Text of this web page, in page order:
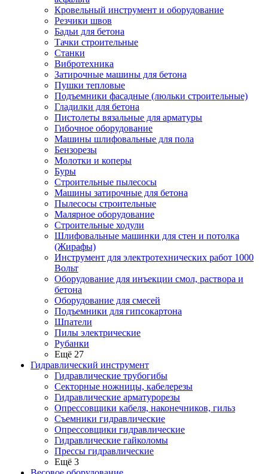
Кровельный инструмент и оборудование
Резчики швов
Бадьи для бетона
Тачки строительные
Станки
Вибротехника
Затирочные машины для бетона
Пушки тепловые
Подъемники фасадные (люльки строительные)
Гладилки для бетона
Пистолеты вязальные для арматуры
Гибочное оборудование
Машины шлифовальные для пола
Бензорезы
Молотки и коперы
Буры
Строительные пылесосы
Машины затирочные для бетона
Пылесосы строительные
Малярное оборудование
Строительные ходули
Шлифовальные машинки для стен и потолка
(Жирафы)
Инструмент для электротехнических работ 1000
Вольт
Оборудование для инъекции смол, раствора и
бетона
Оборудование для смесей
Подъемники для гипсокартона
Шпатели
Пилы электрические
Рубанки
Ещё 27
Гидравлический инструмент
Гидравлические трубогибы
Секторные ножницы, кабелерезы
Гидравлические арматурорезы
Опрессовщики кабеля, наконечников, гильз
Съемники гидравлические
Опрессовщики гидравлические
Гидравлические гайколомы
Прессы гидравлические
Ещё 3